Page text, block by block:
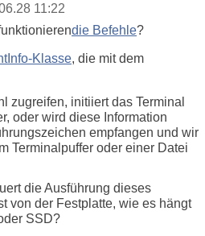
11:22
die Befehle?
Klasse, die mit dem
zugreifen, initiiert das Terminal
oder wird diese Information
empfangen und wir
Terminalpuffer oder einer Datei
die Ausführung dieses
von der Festplatte, wie es hängt
SSD?